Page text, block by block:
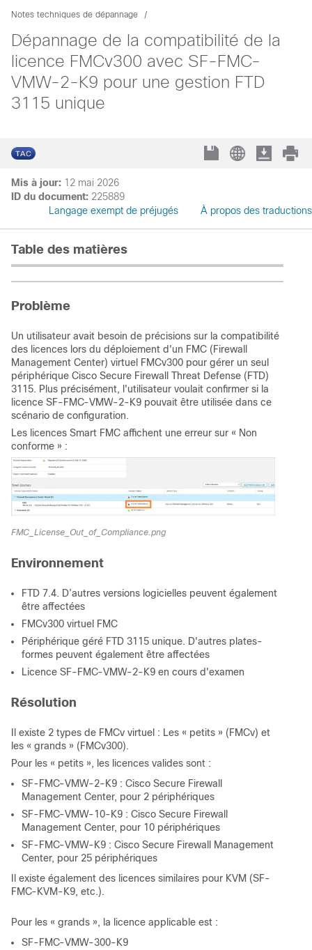
Notes techniques de dépannage
Dépannage de la compatibilité de la
licence FMCv300 avec SF-FMC-
VMW-2-K9 pour une gestion FTD
3115 unique
Mis à jour: 12 mai 2026
ID du document: 225889
Langage exempt de préjugés
À propos des traductions
Table des matières
Problème
Un utilisateur avait besoin de précisions sur la compatibilité
des licences lors du déploiement d'un FMC (Firewall
Management Center) virtuel FMCv300 pour gérer un seul
périphérique Cisco Secure Firewall Threat Defense (FTD)
3115. Plus précisément, l'utilisateur voulait confirmer si la
licence SF-FMC-VMW-2-K9 pouvait être utilisée dans ce
scénario de configuration.
Les licences Smart FMC affichent une erreur sur « Non
conforme » :
FMC_License_Out_of_Compliance.png
Environnement
FTD 7.4. D’autres versions logicielles peuvent également
être affectées
FMCv300 virtuel FMC
Périphérique géré FTD 3115 unique. D'autres plates-
formes peuvent également être affectées
Licence SF-FMC-VMW-2-K9 en cours d'examen
Résolution
Il existe 2 types de FMCv virtuel : Les « petits » (FMCv) et
les « grands » (FMCv300).
Pour les « petits », les licences valides sont :
SF-FMC-VMW-2-K9 : Cisco Secure Firewall
Management Center, pour 2 périphériques
SF-FMC-VMW-10-K9 : Cisco Secure Firewall
Management Center, pour 10 périphériques
SF-FMC-VMW-K9 : Cisco Secure Firewall Management
Center, pour 25 périphériques
Il existe également des licences similaires pour KVM (SF-
FMC-KVM-K9, etc.).
Pour les « grands », la licence applicable est :
SF-FMC-VMW-300-K9